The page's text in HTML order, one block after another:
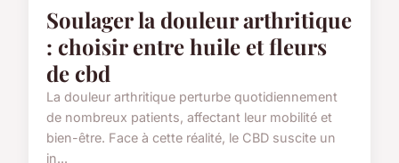
Soulager la douleur arthritique
: choisir entre huile et fleurs
de cbd
La douleur arthritique perturbe quotidiennement
de nombreux patients, affectant leur mobilité et
bien-être. Face à cette réalité, le CBD suscite un
in...